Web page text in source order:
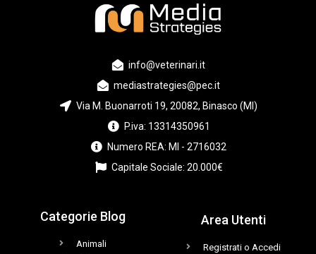
info@veterinari.it
mediastrategies@pec.it
Via M. Buonarroti 19, 20082, Binasco (MI)
P.iva: 13314350961
Numero REA: MI - 2716032
Capitale Sociale: 20.000€
Categorie Blog
Animali
Area Utenti
Registrati o Accedi